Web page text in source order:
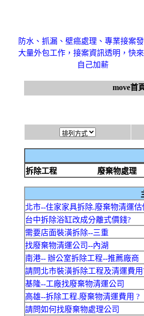
防水、抓漏、壁癌處理、專業接案
大量外包工作，接案資訊透明，快
自己加薪
move首
拆除工程
廢棄物處理
北市--住家家具拆除.廢棄物清運估
台中拆除浴缸改成分離式價錢?
需要店面裝潢拆除--三重
找廢棄物清運公司--內湖
南港-- 辦公室拆除工程--推薦廠商
請問北市裝潢拆除工程及清運費用
基隆--工廠找廢棄物清運公司
高雄--拆除工程.廢棄物清運費用 ?
請問如何找廢棄物處理公司